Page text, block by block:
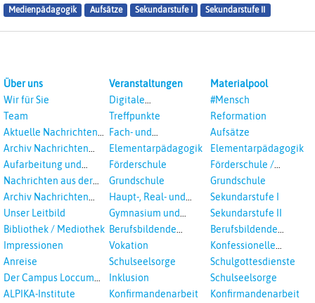
Medienpädagogik Aufsätze Sekundarstufe I Sekundarstufe II
Über uns
Wir für Sie
Team
Aktuelle Nachrichten
aus dem RPI
Archiv Nachrichten
aus dem RPI ab 2018
Aufarbeitung und
Prävention
Landeskirche und EKD
Nachrichten aus der
Landeskirche
Archiv Nachrichten
aus der Landeskirche
Unser Leitbild
Bibliothek / Mediothek
Impressionen
Anreise
Der Campus Loccum
und Loccumer
ALPIKA-Institute
Veranstaltungen
Digitale
Veranstaltungen
Treffpunkte
Fach- und
Studientagungen
Elementarpädagogik
Förderschule
Grundschule
Haupt-, Real- und
Oberschule
Gymnasium und
Gesamtschule
Berufsbildende
Schulen
Vokation
Schulseelsorge
Inklusion
Konfirmandenarbeit
Materialpool
#Mensch
Reformation
Aufsätze
Elementarpädagogik
Förderschule /
Inklusion
Grundschule
Sekundarstufe I
Sekundarstufe II
Berufsbildende
Schulen
Konfessionelle
Kooperation
Schulgottesdienste
Schulseelsorge
Konfirmandenarbeit